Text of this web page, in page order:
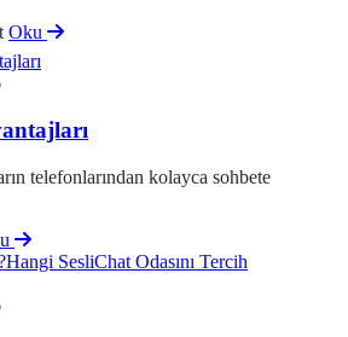
Oku
telefonlarından kolayca sohbete